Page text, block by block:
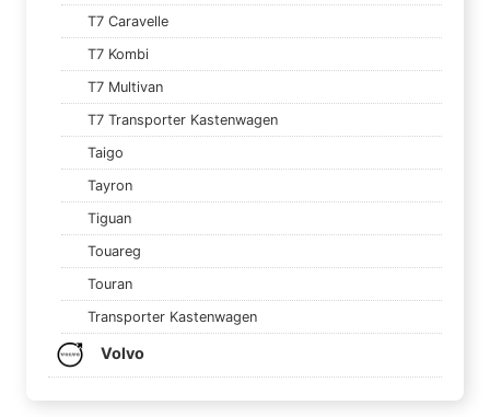
T7 Caravelle
T7 Kombi
T7 Multivan
T7 Transporter Kastenwagen
Taigo
Tayron
Tiguan
Touareg
Touran
Transporter Kastenwagen
Volvo